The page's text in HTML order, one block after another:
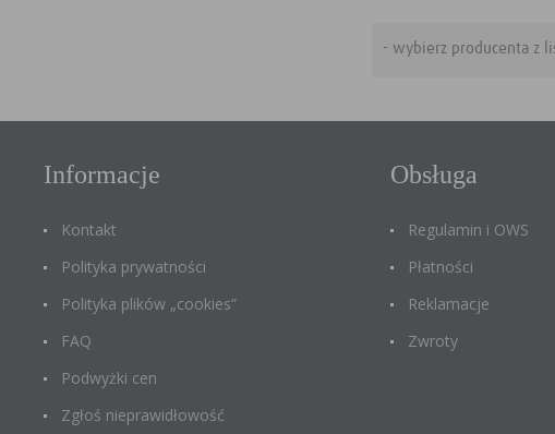
Informacje
Kontakt
Polityka prywatności
Polityka plików „cookies”
FAQ
Podwyżki cen
Zgłoś nieprawidłowość
Obsługa
Regulamin i OWS
Płatności
Reklamacje
Zwroty